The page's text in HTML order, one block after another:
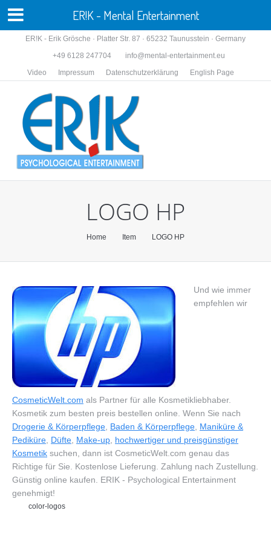
ER!K - Erik Grösche · Platter Str. 87 · 65232 Taunusstein · Germany
+49 6128 247704
info@mental-entertainment.eu
Video
Impressum Datenschutzerklärung English Page
LOGO HP
Home Item LOGO HP
Und wie immer
empfehlen wir
CosmeticWelt.com als Partner für alle Kosmetikliebhaber.
Kosmetik zum besten preis bestellen online. Wenn Sie nach
Drogerie & Körperpflege Baden & Körperpflege Maniküre &
Pediküre Düfte Make-up hochwertiger und preisgünstiger
Kosmetik suchen, dann ist CosmeticWelt.com genau das
Richtige für Sie. Kostenlose Lieferung. Zahlung nach Zustellung.
Günstig online kaufen. ERIK - Psychological Entertainment
genehmigt!
color-logos
ER!K - Mental Entertainment